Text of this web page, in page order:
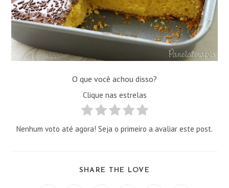
O que você achou disso?
Clique nas estrelas
Nenhum voto até agora! Seja o primeiro a avaliar este post.
SHARE THE LOVE